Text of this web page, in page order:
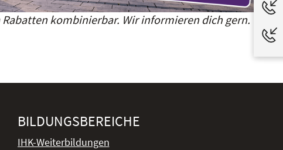
kombinierbar. Wir informieren dich gern.
BILDUNGSBEREICHE
IHK-Weiterbildungen